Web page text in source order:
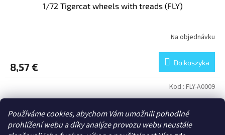
Používáme cookies, abychom Vám umožnili pohodlné
prohlížení webu a díky analýze provozu webu neustále
1/72 Tigercat wheels with treads (FLY)
Na objednávku
8,57 € Do koszyka
Kod : FLY-A0009